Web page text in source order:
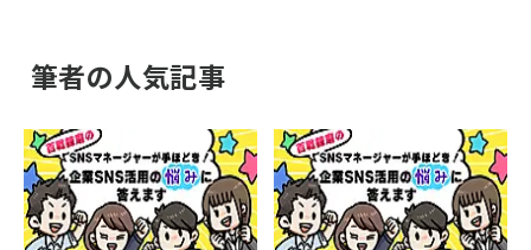
筆者の人気記事